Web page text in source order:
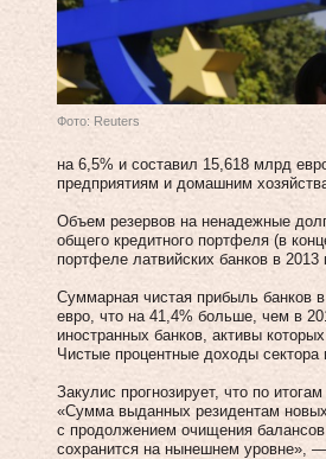
Фото: Reuters
на 6,5% и составил 15,618 млрд
предприятиям и домашним
Объем резервов на ненадежные
общего кредитного портфеля (в
портфеле латвийских банков в
Суммарная чистая прибыль банков
евро, что на 41,4% больше, чем в
иностранных банков, активы
Чистые процентные доходы
Закулис прогнозирует, что по
«Сумма выданных резидентам
с продолжением очищения
сохранится на нынешнем уровне»,